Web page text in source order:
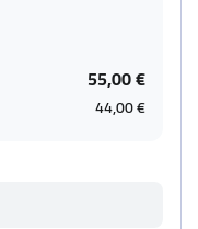
55,00 €
44,00 €